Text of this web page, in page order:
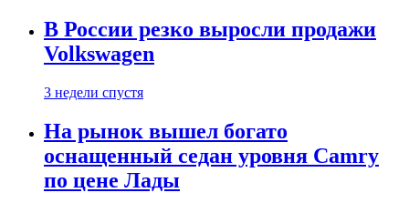
В России резко выросли продажи
Volkswagen
3 недели спустя
На рынок вышел богато
оснащенный седан уровня Camry
по цене Лады